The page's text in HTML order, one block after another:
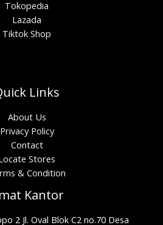
Tokopedia
Lazada
Tiktok Shop
Links
About Us
Privacy Policy
Contact
Stores
& Condition
Kantor
2 Jl. Oval Blok C2 no.70 Desa